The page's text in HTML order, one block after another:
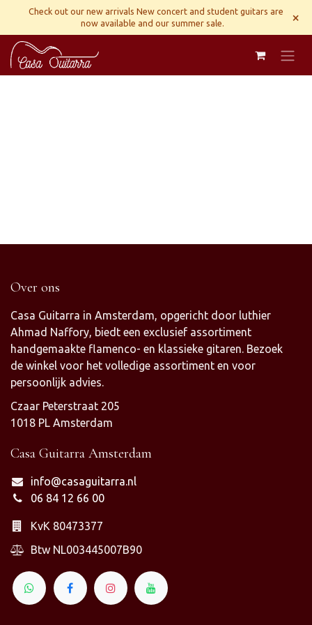
Overslaan naar inhoud
Check out our new arrivals New concert and student guitars are
now available and our summer sale.
×
Over ons
Casa Guitarra in Amsterdam, opgericht door luthier
Ahmad Naffory, biedt een exclusief assortiment
handgemaakte flamenco- en klassieke gitaren. Bezoek
de winkel voor het volledige assortiment en voor
persoonlijk advies.
Czaar Peterstraat 205
1018 PL Amsterdam
Casa Guitarra Amsterdam
info@casaguitarra.nl
06 84 12 66 00
KvK 80473377
Btw NL003445007B90